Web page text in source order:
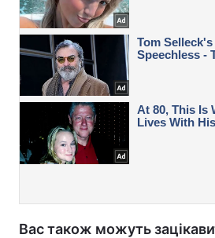
Вас також можуть